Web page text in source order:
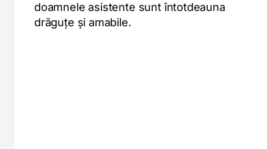
doamnele asistente sunt întotdeauna
drăguțe și amabile.